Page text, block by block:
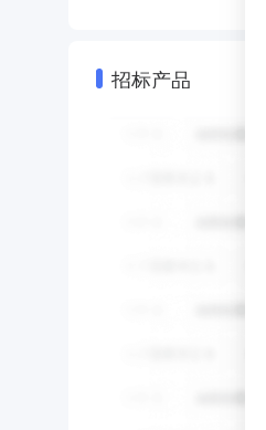
招标产品